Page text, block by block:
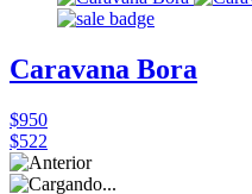
Caravana Bora
$950
$522